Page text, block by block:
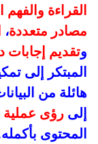
القراءة
مصادر متعددة،
وتقديم إجابات
المبتكر إلى
هائلة من
إلى رؤى عملية